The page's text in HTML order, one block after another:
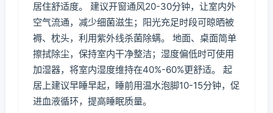
居住舒适度。 建议开窗通风20-30分钟，让室内外
空气流通，减少细菌滋生；阳光充足时段可晾晒被
褥、枕头，利用紫外线杀菌除螨。 地面、桌面简单
擦拭除尘，保持室内干净整洁；湿度偏低时可使用
加湿器，将室内湿度维持在40%-60%更舒适。 起
居上建议早睡早起，睡前用温水泡脚10-15分钟，促
进血液循环，提高睡眠质量。